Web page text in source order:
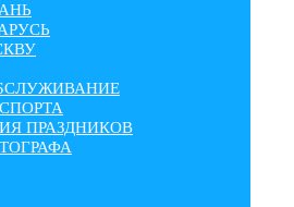
ПРАЗДНИКОВ